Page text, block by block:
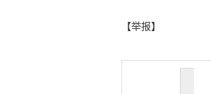
【举报】